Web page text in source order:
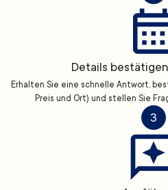
Details
Erhalten Sie eine schnelle Antwort,
Preis und Ort) und stellen Sie
3